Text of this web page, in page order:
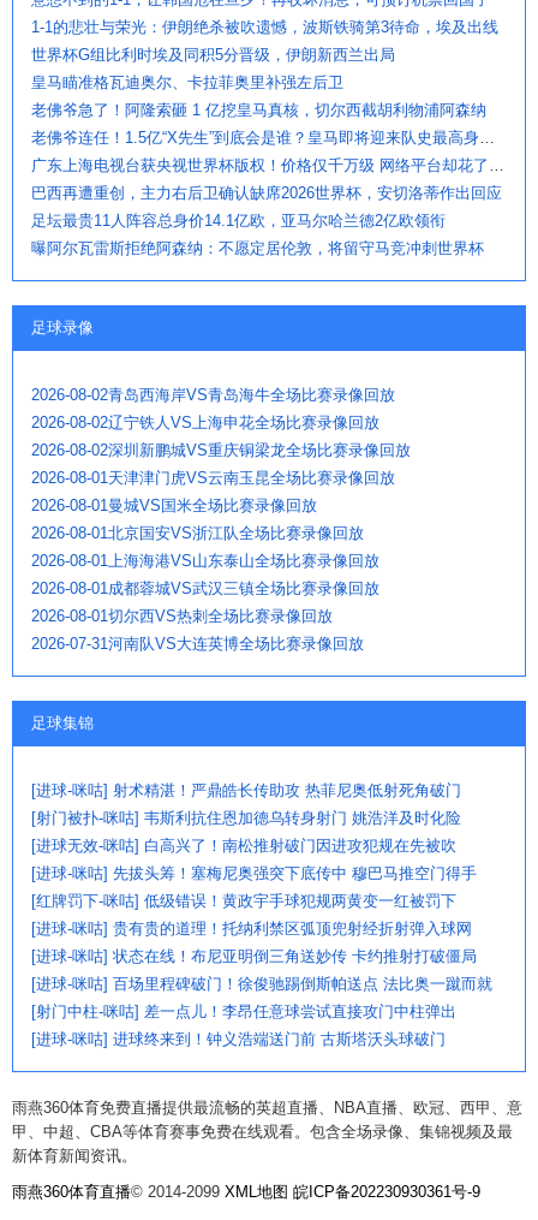
1-1的悲壮与荣光：伊朗绝杀被吹遗憾，波斯铁骑第3待命，埃及出线
世界杯G组比利时埃及同积5分晋级，伊朗新西兰出局
皇马瞄准格瓦迪奥尔、卡拉菲奥里补强左后卫
老佛爷急了！阿隆索砸 1 亿挖皇马真核，切尔西截胡利物浦阿森纳
老佛爷连任！1.5亿“X先生”到底会是谁？皇马即将迎来队史最高身价球
广东上海电视台获央视世界杯版权！价格仅千万级 网络平台却花了16亿
巴西再遭重创，主力右后卫确认缺席2026世界杯，安切洛蒂作出回应
足坛最贵11人阵容总身价14.1亿欧，亚马尔哈兰德2亿欧领衔
曝阿尔瓦雷斯拒绝阿森纳：不愿定居伦敦，将留守马竞冲刺世界杯
足球录像
2026-08-02青岛西海岸VS青岛海牛全场比赛录像回放
2026-08-02辽宁铁人VS上海申花全场比赛录像回放
2026-08-02深圳新鹏城VS重庆铜梁龙全场比赛录像回放
2026-08-01天津津门虎VS云南玉昆全场比赛录像回放
2026-08-01曼城VS国米全场比赛录像回放
2026-08-01北京国安VS浙江队全场比赛录像回放
2026-08-01上海海港VS山东泰山全场比赛录像回放
2026-08-01成都蓉城VS武汉三镇全场比赛录像回放
2026-08-01切尔西VS热刺全场比赛录像回放
2026-07-31河南队VS大连英博全场比赛录像回放
足球集锦
[进球-咪咕] 射术精湛！严鼎皓长传助攻 热菲尼奥低射死角破门
[射门被扑-咪咕] 韦斯利抗住恩加德乌转身射门 姚浩洋及时化险
[进球无效-咪咕] 白高兴了！南松推射破门因进攻犯规在先被吹
[进球-咪咕] 先拔头筹！塞梅尼奥强突下底传中 穆巴马推空门得手
[红牌罚下-咪咕] 低级错误！黄政宇手球犯规两黄变一红被罚下
[进球-咪咕] 贵有贵的道理！托纳利禁区弧顶兜射经折射弹入球网
[进球-咪咕] 状态在线！布尼亚明倒三角送妙传 卡约推射打破僵局
[进球-咪咕] 百场里程碑破门！徐俊驰踢倒斯帕送点 法比奥一蹴而就
[射门中柱-咪咕] 差一点儿！李昂任意球尝试直接攻门中柱弹出
[进球-咪咕] 进球终来到！钟义浩端送门前 古斯塔沃头球破门
雨燕360体育免费直播提供最流畅的英超直播、NBA直播、欧冠、西甲、意
甲、中超、CBA等体育赛事免费在线观看。包含全场录像、集锦视频及最
新体育新闻资讯。
雨燕360体育直播© 2014-2099 XML地图 皖ICP备202230930361号-9